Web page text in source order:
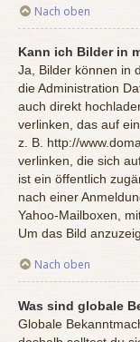
Nach oben
Kann ich Bilder in
Ja, Bilder können in
die Administration
auch direkt
verlinken, das auf
z. B. http://
verlinken, die sich
ist ein öffentlich
nach einer
Yahoo-Mailboxen,
Um das Bild
Nach oben
Was sind globale
Globale